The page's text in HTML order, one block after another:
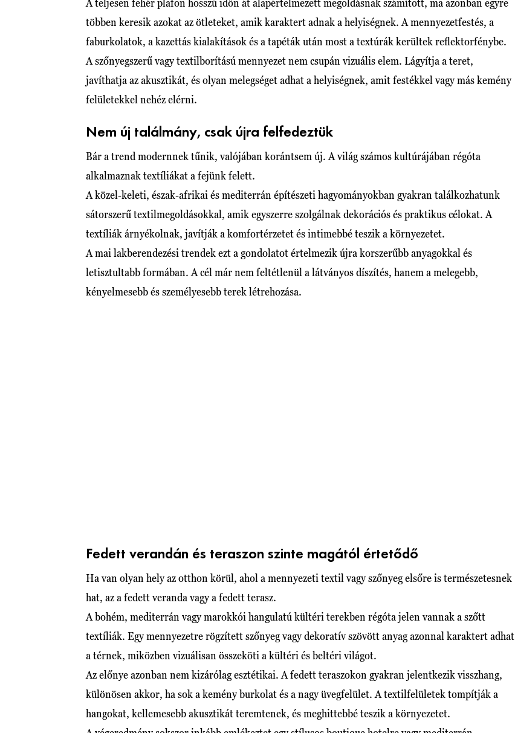
A teljesen fehér plafon hosszú időn át alapértelmezett megoldásnak számított, ma azonban egyre
többen keresik azokat az ötleteket, amik karaktert adnak a helyiségnek. A mennyezetfestés, a
faburkolatok, a kazettás kialakítások és a tapéták után most a textúrák kerültek reflektorfénybe.
A szőnyegszerű vagy textilborítású mennyezet nem csupán vizuális elem. Lágyítja a teret,
javíthatja az akusztikát, és olyan melegséget adhat a helyiségnek, amit festékkel vagy más kemény
felületekkel nehéz elérni.
Nem új találmány, csak újra felfedeztük
Bár a trend modernnek tűnik, valójában korántsem új. A világ számos kultúrájában régóta
alkalmaznak textíliákat a fejünk felett.
A közel-keleti, észak-afrikai és mediterrán építészeti hagyományokban gyakran találkozhatunk
sátorszerű textilmegoldásokkal, amik egyszerre szolgálnak dekorációs és praktikus célokat. A
textíliák árnyékolnak, javítják a komfortérzetet és intimebbé teszik a környezetet.
A mai lakberendezési trendek ezt a gondolatot értelmezik újra korszerűbb anyagokkal és
letisztultabb formában. A cél már nem feltétlenül a látványos díszítés, hanem a melegebb,
kényelmesebb és személyesebb terek létrehozása.
Fedett verandán és teraszon szinte magától értetődő
Ha van olyan hely az otthon körül, ahol a mennyezeti textil vagy szőnyeg elsőre is természetesnek
hat, az a fedett veranda vagy a fedett terasz.
A bohém, mediterrán vagy marokkói hangulatú kültéri terekben régóta jelen vannak a szőtt
textíliák. Egy mennyezetre rögzített szőnyeg vagy dekoratív szövött anyag azonnal karaktert adhat
a térnek, miközben vizuálisan összeköti a kültéri és beltéri világot.
Az előnye azonban nem kizárólag esztétikai. A fedett teraszokon gyakran jelentkezik visszhang,
különösen akkor, ha sok a kemény burkolat és a nagy üvegfelület. A textilfelületek tompítják a
hangokat, kellemesebb akusztikát teremtenek, és meghittebbé teszik a környezetet.